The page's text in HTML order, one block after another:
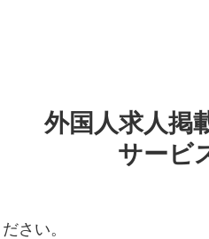
外国人求人掲
サービ
さい。